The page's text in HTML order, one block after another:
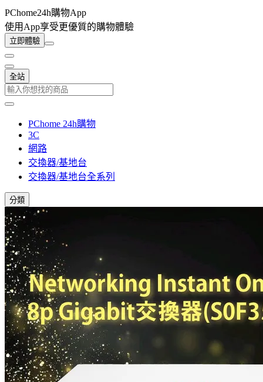
PChome24h購物App
使用App享受更優質的購物體驗
立即體驗
全站
PChome 24h購物
3C
網路
交換器/基地台
交換器/基地台全系列
分類